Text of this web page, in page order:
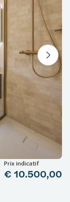
Prix indicatif
€ 10.500,00